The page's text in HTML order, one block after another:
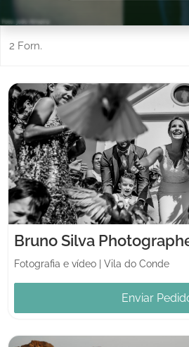
2 Forn.
Bruno Silva
Fotografia e vídeo Vila do Conde
Enviar